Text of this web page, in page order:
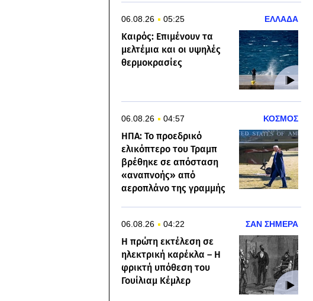
06.08.26 05:25 ΕΛΛΑΔΑ
Καιρός: Επιμένουν τα
μελτέμια και οι υψηλές
θερμοκρασίες
06.08.26 04:57 ΚΟΣΜΟΣ
ΗΠΑ: Το προεδρικό
ελικόπτερο του Τραμπ
βρέθηκε σε απόσταση
«αναπνοής» από
αεροπλάνο της γραμμής
06.08.26 04:22 ΣΑΝ ΣΗΜΕΡΑ
Η πρώτη εκτέλεση σε
ηλεκτρική καρέκλα – Η
φρικτή υπόθεση του
Γουίλιαμ Κέμλερ